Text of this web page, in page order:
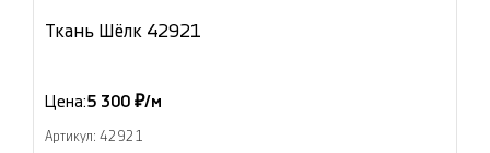
Ткань Шёлк 42921
Цена:5 300 ₽/м
Артикул: 42921